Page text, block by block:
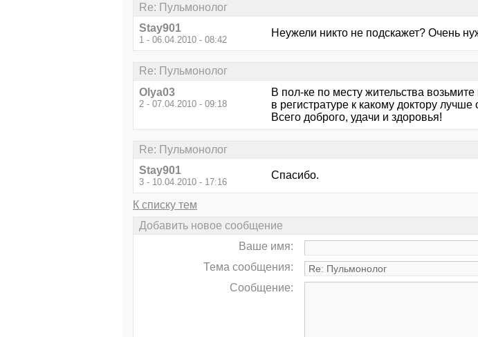
Re: Пульмонолог
Stay901
1 - 06.04.2010 - 08:42
Неужели никто не подскажет? Очень
Re: Пульмонолог
Olya03
2 - 07.04.2010 - 09:18
В пол-ке по месту жительства
в регистратуре к какому доктору лучше
Всего доброго, удачи и здоровья!
Re: Пульмонолог
Stay901
3 - 10.04.2010 - 17:16
Спасибо.
К списку тем
Добавить новое сообщение
Ваше имя:
Тема сообщения:
Сообщение: